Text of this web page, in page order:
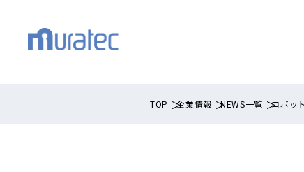
TOP 企業情報 NEWS一覧 ロボッ